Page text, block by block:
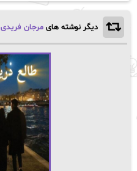
دیگر نوشته های مرجان فریدی